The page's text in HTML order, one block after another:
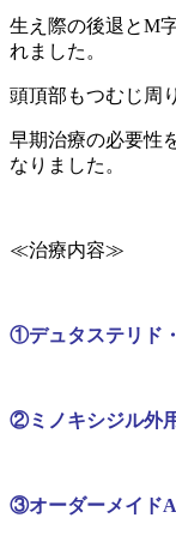
生え際の後退とM
れました。
頭頂部もつむじ周
早期治療の必要性
なりました。
≪治療内容≫
①デュタステリド
②ミノキシジル外
③オーダーメイド